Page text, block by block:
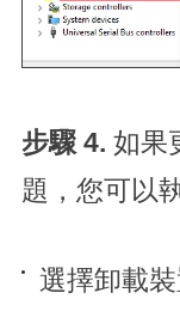
步驟 4. 如果
題，您可以
選擇卸載